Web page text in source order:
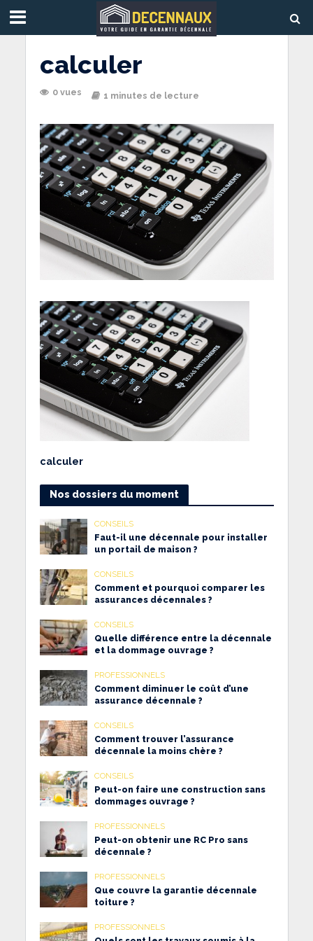
calculer
0 vues 1 minutes de lecture
calculer
Nos dossiers du moment
CONSEILS
Faut-il une décennale pour installer
un portail de maison ?
CONSEILS
Comment et pourquoi comparer les
assurances décennales ?
CONSEILS
Quelle différence entre la décennale
et la dommage ouvrage ?
PROFESSIONNELS
Comment diminuer le coût d’une
assurance décennale ?
CONSEILS
Comment trouver l’assurance
décennale la moins chère ?
CONSEILS
Peut-on faire une construction sans
dommages ouvrage ?
PROFESSIONNELS
Peut-on obtenir une RC Pro sans
décennale ?
PROFESSIONNELS
Que couvre la garantie décennale
toiture ?
PROFESSIONNELS